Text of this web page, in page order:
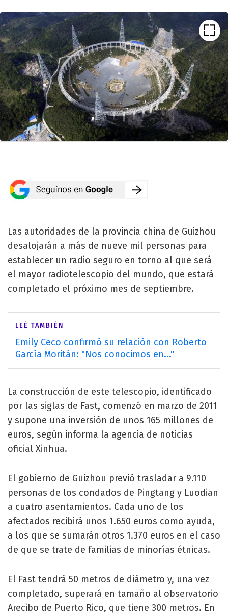
Las autoridades de la provincia china de Guizhou
desalojarán a más de nueve mil personas para
establecer un radio seguro en torno al que será
el mayor radiotelescopio del mundo, que estará
completado el próximo mes de septiembre.
LEÉ TAMBIÉN
Emily Ceco confirmó su relación con Roberto
García Moritán: "Nos conocimos en..."
La construcción de este telescopio, identificado
por las siglas de Fast, comenzó en marzo de 2011
y supone una inversión de unos 165 millones de
euros, según informa la agencia de noticias
oficial Xinhua.
El gobierno de Guizhou previó trasladar a 9.110
personas de los condados de Pingtang y Luodian
a cuatro asentamientos. Cada uno de los
afectados recibirá unos 1.650 euros como ayuda,
a los que se sumarán otros 1.370 euros en el caso
de que se trate de familias de minorías étnicas.
El Fast tendrá 50 metros de diámetro y, una vez
completado, superará en tamaño al observatorio
Arecibo de Puerto Rico, que tiene 300 metros. En